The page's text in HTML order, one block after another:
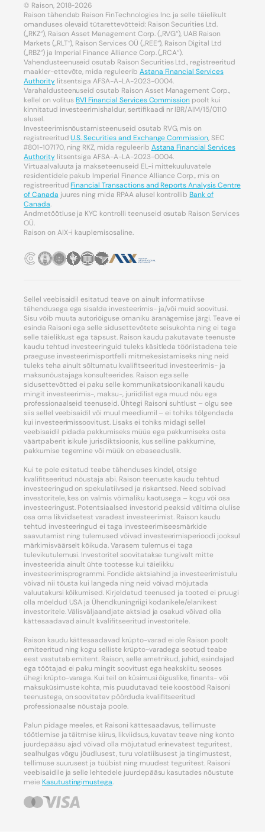
© Raison, 2018-2026
Raison tähendab Raison FinTechnologies Inc. ja selle täielikult
omanduses olevaid tütarettevõtteid: Raison Securities Ltd.
(„RKZ“), Raison Asset Management Corp. („RVG“), UAB Raison
Markets („RLT“), Raison Services OÜ („REE“), Raison Digital Ltd
(„RBZ“) ja Imperial Finance Alliance Corp. („RCA“).
Vahendusteenuseid osutab Raison Securities Ltd., registreeritud
maakler-ettevõte, mida reguleerib Astana Financial Services
Authoritylitsentsiga AFSA-A-LA-2023-0004.
Varahaldusteenuseid osutab Raison Asset Management Corp.,
kellel on volitusBVI Financial Services Commission poolt kui
kinnitatud investeerimishaldur, sertifikaadi nr IBR/AIM/15/0110
alusel.
Investeerimisnõustamisteenuseid osutab RVG, mis on
registreeritudU.S. Securities and Exchange Commission, SEC
#801-107170, ning RKZ, mida reguleerib Astana Financial Services
Authoritylitsentsiga AFSA-A-LA-2023-0004.
Virtuaalvaluuta ja makseteenuseid EL-i mittekuuluvatele
residentidele pakub Imperial Finance Alliance Corp., mis on
registreeritudFinancial Transactions and Reports Analysis Centre
of Canada juures ning mida RPAA alusel kontrollibBank of
Canada.
Andmetöötluse ja KYC kontrolli teenuseid osutab Raison Services
OÜ.
Raison on AIX-i kauplemisosaline.
Sellel veebisaidil esitatud teave on ainult informatiivse
tähendusega ega sisalda investeerimis- ja/või muid soovitusi.
Sisu võib muuta autoriõiguse omaniku äranägemise järgi. Teave ei
esinda Raisoni ega selle sidusettevõtete seisukohta ning ei taga
selle täielikkust ega täpsust. Raison kaudu pakutavate teenuste
kaudu tehtud investeeringuid tuleks käsitleda tööriistadena teie
praeguse investeerimisportfelli mitmekesistamiseks ning neid
tuleks teha ainult sõltumatu kvalifitseeritud investeerimis- ja
maksunõustajaga konsulteerides. Raison ega selle
sidusettevõtted ei paku selle kommunikatsioonikanali kaudu
mingit investeerimis-, maksu-, juriidilist ega muud nõu ega
professionaalseid teenuseid. Ühtegi Raisoni suhtlust – olgu see
siis sellel veebisaidil või muul meediumil – ei tohiks tõlgendada
kui investeerimissoovitust. Lisaks ei tohiks midagi sellel
veebisaidil pidada pakkumiseks müüa ega pakkumiseks osta
väärtpaberit isikule jurisdiktsioonis, kus selline pakkumine,
pakkumise tegemine või müük on ebaseaduslik.
Kui te pole esitatud teabe tähenduses kindel, otsige
kvalifitseeritud nõustaja abi. Raison teenuste kaudu tehtud
investeeringud on spekulatiivsed ja riskantsed. Need sobivad
investoritele, kes on valmis võimaliku kaotusega – kogu või osa
investeeringust. Potentsiaalsed investorid peaksid vältima olulise
osa oma likviidsetest varadest investeerimist. Raison kaudu
tehtud investeeringud ei taga investeerimiseesmärkide
saavutamist ning tulemused võivad investeerimisperioodi jooksul
märkimisväärselt kõikuda. Varasem tulemus ei taga
tulevikutulemusi. Investoritel soovitatakse tungivalt mitte
investeerida ainult ühte tootesse kui täielikku
investeerimisprogrammi. Fondide aktsiahind ja investeerimistulu
võivad nii tõusta kui langeda ning neid võivad mõjutada
valuutakursi kõikumised. Kirjeldatud teenused ja tooted ei pruugi
olla mõeldud USA ja Ühendkuningriigi kodanikele/elanikest
investoritele. Välisväljaandjate aktsiad ja osakud võivad olla
kättesaadavad ainult kvalifitseeritud investoritele.
Raison kaudu kättesaadavad krüpto-varad ei ole Raison poolt
emiteeritud ning kogu selliste krüpto-varadega seotud teabe
eest vastutab emitent. Raison, selle ametnikud, juhid, esindajad
ega töötajad ei paku mingit soovitust ega heakskiitu seoses
ühegi krüpto-varaga. Kui teil on küsimusi õiguslike, finants- või
maksuküsimuste kohta, mis puudutavad teie koostööd Raisoni
teenustega, on soovitatav pöörduda kvalifitseeritud
professionaalse nõustaja poole.
Palun pidage meeles, et Raisoni kättesaadavus, tellimuste
töötlemise ja täitmise kiirus, likviidsus, kuvatav teave ning konto
juurdepääsu ajad võivad olla mõjutatud erinevatest teguritest,
sealhulgas võrgu jõudlusest, turu volatiilsusest ja tingimustest,
tellimuse suurusest ja tüübist ning muudest teguritest. Raisoni
veebisaidile ja selle lehtedele juurdepääsu kasutades nõustute
meieKasutustingimustega.